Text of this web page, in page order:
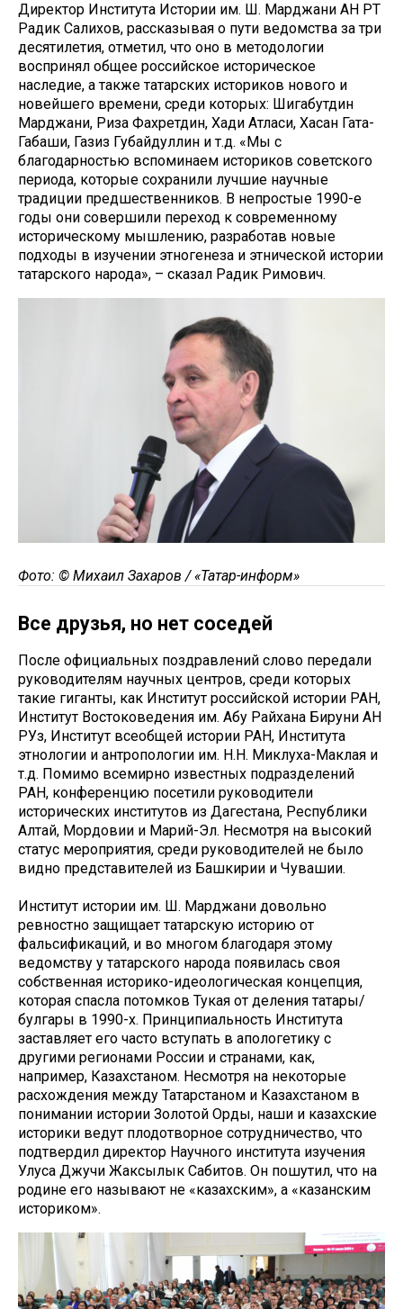
Директор Института Истории им. Ш. Марджани АН РТ
Радик Салихов, рассказывая о пути ведомства за три
десятилетия, отметил, что оно в методологии
воспринял общее российское историческое
наследие, а также татарских историков нового и
новейшего времени, среди которых: Шигабутдин
Марджани, Риза Фахретдин, Хади Атласи, Хасан Гата-
Габаши, Газиз Губайдуллин и т.д. «Мы с
благодарностью вспоминаем историков советского
периода, которые сохранили лучшие научные
традиции предшественников. В непростые 1990-е
годы они совершили переход к современному
историческому мышлению, разработав новые
подходы в изучении этногенеза и этнической истории
татарского народа», – сказал Радик Римович.
Фото: © Михаил Захаров / «Татар-информ»
Все друзья, но нет соседей
После официальных поздравлений слово передали
руководителям научных центров, среди которых
такие гиганты, как Институт российской истории РАН,
Институт Востоковедения им. Абу Райхана Бируни АН
РУз, Институт всеобщей истории РАН, Института
этнологии и антропологии им. Н.Н. Миклуха-Маклая и
т.д. Помимо всемирно известных подразделений
РАН, конференцию посетили руководители
исторических институтов из Дагестана, Республики
Алтай, Мордовии и Марий-Эл. Несмотря на высокий
статус мероприятия, среди руководителей не было
видно представителей из Башкирии и Чувашии.
Институт истории им. Ш. Марджани довольно
ревностно защищает татарскую историю от
фальсификаций, и во многом благодаря этому
ведомству у татарского народа появилась своя
собственная историко-идеологическая концепция,
которая спасла потомков Тукая от деления татары/
булгары в 1990-х. Принципиальность Института
заставляет его часто вступать в апологетику с
другими регионами России и странами, как,
например, Казахстаном. Несмотря на некоторые
расхождения между Татарстаном и Казахстаном в
понимании истории Золотой Орды, наши и казахские
историки ведут плодотворное сотрудничество, что
подтвердил директор Научного института изучения
Улуса Джучи Жаксылык Сабитов. Он пошутил, что на
родине его называют не «казахским», а «казанским
историком».